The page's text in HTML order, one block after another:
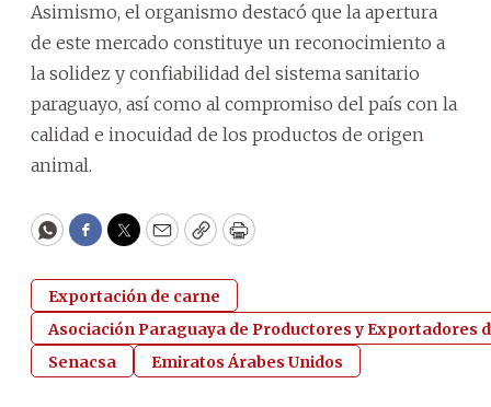
Asimismo, el organismo destacó que la apertura
de este mercado constituye un reconocimiento a
la solidez y confiabilidad del sistema sanitario
paraguayo, así como al compromiso del país con la
calidad e inocuidad de los productos de origen
animal.
WhatsApp
Facebook
Twitter
EmailCopyPrint
Exportación de carne
Asociación Paraguaya de Productores y Exportadores
Senacsa
Emiratos Árabes Unidos